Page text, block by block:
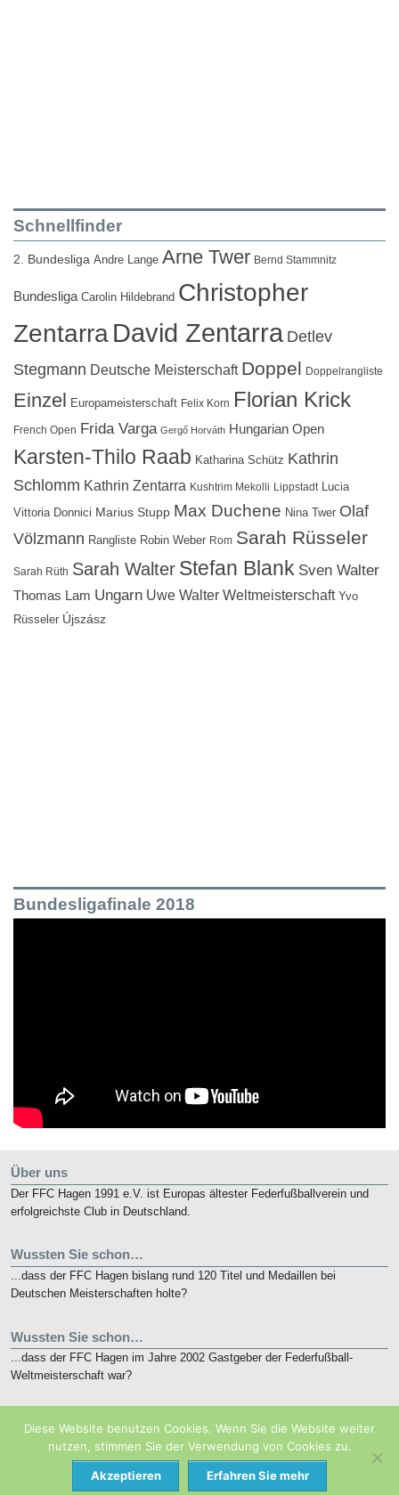
Schnellfinder
2. Bundesliga Andre Lange Arne Twer Bernd Stammnitz
Bundesliga Carolin Hildebrand Christopher
ZentarraDavid Zentarra Detlev
Stegmann Deutsche Meisterschaft Doppel Doppelrangliste
Einzel Europameisterschaft Felix Korn Florian Krick
French Open Frida Varga Gergő Horváth Hungarian Open
Karsten-Thilo Raab Katharina Schütz Kathrin
Schlomm Kathrin Zentarra Kushtrim Mekolli Lippstadt
Lucia
Vittoria Donnici Marius Stupp Max Duchene Nina Twer Olaf
Völzmann Rangliste Robin Weber Rom Sarah Rüsseler
Sarah Rüth Sarah Walter Stefan Blank Sven Walter
Thomas Lam Ungarn Uwe Walter Weltmeisterschaft Yvo
Rüsseler Újszász
Bundesligafinale 2018
Über uns
Der FFC Hagen 1991 e.V. ist Europas ältester Federfußballverein und
erfolgreichste Club in Deutschland.
Wussten Sie schon…
...dass der FFC Hagen bislang rund 120 Titel und Medaillen bei
Deutschen Meisterschaften holte?
Wussten Sie schon…
...dass der FFC Hagen im Jahre 2002 Gastgeber der Federfußball-
Weltmeisterschaft war?
Die nunmehr 10. French Open finden vom 19. bis 21. Mai 2018 in
Eaubonne bei Paris statt.
Diese Website benutzen Cookies. Wenn Sie die Website weiter
nutzen, stimmen Sie der Verwendung von Cookies zu.
Akzeptieren Erfahren Sie mehr